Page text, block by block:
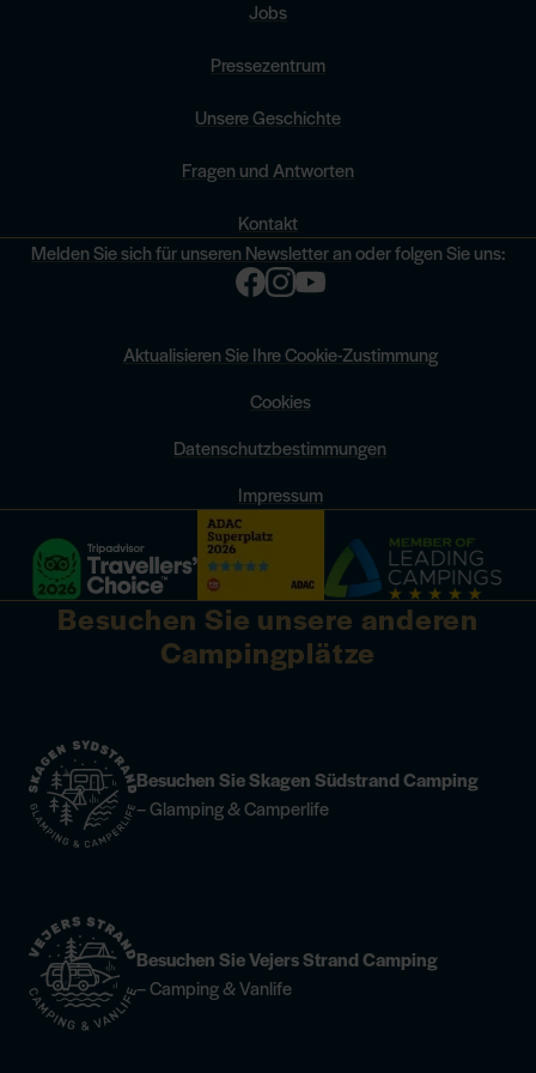
Jobs
Pressezentrum
Unsere Geschichte
Fragen und Antworten
Kontakt
Melden Sie sich für unseren Newsletter anoder folgen Sie uns:
Aktualisieren Sie Ihre Cookie-Zustimmung
Cookies
Datenschutzbestimmungen
Impressum
Besuchen Sie unsere anderen
Campingplätze
Besuchen Sie Skagen Südstrand Camping
– Glamping & Camperlife
Besuchen Sie Vejers Strand Camping
– Camping & Vanlife